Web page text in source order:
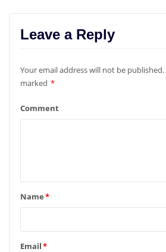
Leave a Reply
Your email address will not be published.
marked *
Comment
Name*
Email*